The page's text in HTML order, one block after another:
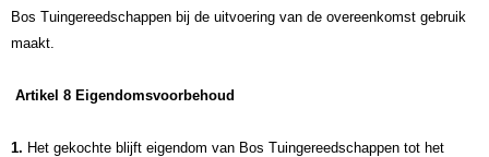
Bos Tuingereedschappen bij de uitvoering van de overeenkomst gebruik
maakt.
Artikel 8 Eigendomsvoorbehoud
1. Het gekochte blijft eigendom van Bos Tuingereedschappen tot het